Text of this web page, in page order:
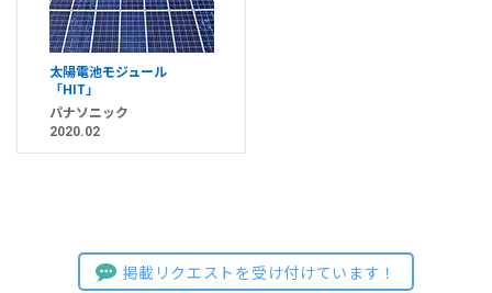
太陽電池モジュール
「HIT」
パナソニック
2020.02
掲載リクエストを受け付けています！